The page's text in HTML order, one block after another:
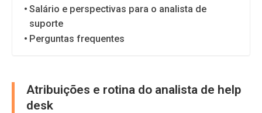
Salário e perspectivas para o analista de
suporte
Perguntas frequentes
Atribuições e rotina do analista de help
desk